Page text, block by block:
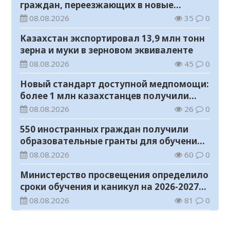
граждан, переезжающих в новые
регионы для работы
08.08.2026 35 0
Казахстан экспортировал 13,9 млн тонн
зерна и муки в зерновом эквиваленте
08.08.2026 45 0
Новый стандарт доступной медпомощи:
более 1 млн казахстанцев получили
телемедицинские услуги
08.08.2026 26 0
550 иностранных граждан получили
образовательные гранты для обучения в
Казахстане
08.08.2026 60 0
Министерство просвещения определило
сроки обучения и каникул на 2026-2027
учебный год
08.08.2026 81 0